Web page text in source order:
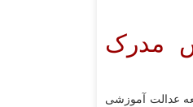
مدرک
عدالت آموزشی